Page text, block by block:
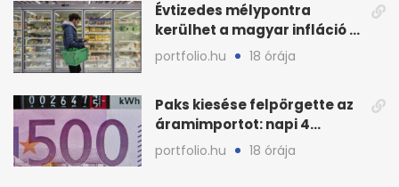
Évtizedes mélypontra
kerülhet a magyar infláció a
KSH új adata szerint
portfolio.hu 18 órája
Paks kiesése felpörgette az
áramimportot: napi 4
milliárd forintos számla
portfolio.hu 18 órája